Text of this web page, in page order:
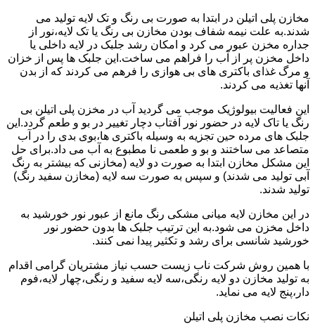
مخازن پلی اتیلن در ابتدا به صورت بی رنگ و تک لایه تولید می
شدند.به علت نیمه شفاف بودن مخازن بی رنگ یا تک لایه،نور از
جداره مخزن عبور می کرد و امکان رشد جلبک در لایه داخلی یا
داخل مخزن پر از آب را فراهم می ساخت.این جلبک ها پس از خزان
و مرگ غذای باکتری های بی هوازی را فرهم می کردند که از بدن
آنها تغذیه می کردند.
این فعالیت بیولوژیک موجب می گردید آب در مخزن پلی اتیلن بی
رنگ یا تاک لایه در حضور نور آفتاب دچار تغییر در بو و طعم گردد.این
جلبک های مرده حین تجزیه به وسیله باکتری ها،بوی بدی را در آب
متصاعد می ساختند و بو و طعمی نا مطبوع به آب می داد.برای حل
این مشکل مخازن ابتدا به صورت دو لایه (مخازنی که بیشتر به رنگ
آبی تولید می شدند) و سپس به صورت سه لایه (مخازن سفید رنگ)
تولید شدند.
در این مخازن لایه میانی مشکی رنگ مانع از عبور نور خورشید به
داخل مخزن می شود.به این ترتیب جلبک ها بدون حضور نور
خورشید شانسی برای رشد و تکثیر پیدا نمی کنند.
با همین روش شرکت ناب زیست حسب نیاز مشتریان گرامی اقدام
به تولید مخازن دو لایه رنگی،سه لایه سفید و رنگی،چهار لایه،فوم
دار،پنج لایه می نماید.
نکات نصب مخازن پلی اتیلن